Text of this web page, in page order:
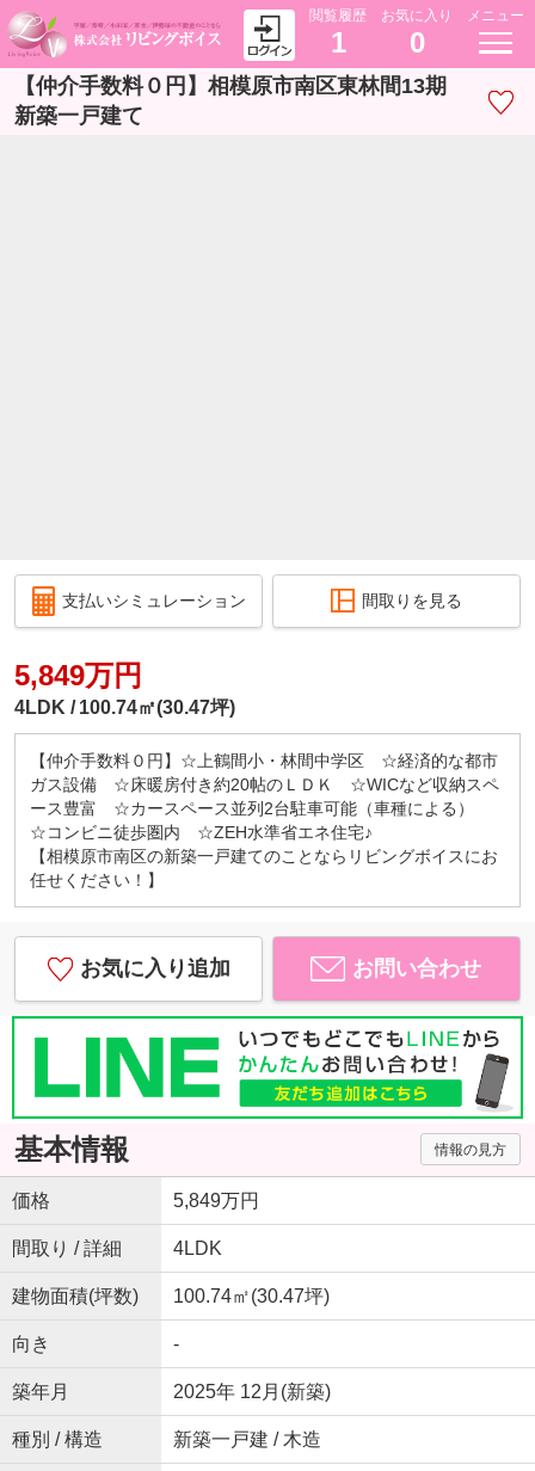
閲覧履歴
1
お気に入り
0
メニュー
【仲介手数料０円】相模原市南区東林間13期
新築一戸建て
支払いシミュレーション 間取りを見る
5,849万円
4LDK 100.74㎡(30.47坪)
【仲介手数料０円】☆上鶴間小・林間中学区 ☆経済的な都市
ガス設備 ☆床暖房付き約20帖のＬＤＫ ☆WICなど収納スペ
ース豊富 ☆カースペース並列2台駐車可能（車種による）
☆コンビニ徒歩圏内 ☆ZEH水準省エネ住宅♪
【相模原市南区の新築一戸建てのことならリビングボイスにお
任せください！】
お気に入り追加 お問い合わせ
基本情報 情報の見方
価格 5,849万円
間取り / 詳細 4LDK
建物面積(坪数) 100.74㎡(30.47坪)
向き -
築年月 2025年 12月(新築)
種別 / 構造 新築一戸建 / 木造